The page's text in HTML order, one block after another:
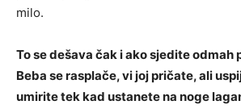
milo.
To se dešava čak i ako sjedite odmah
Beba se rasplače, vi joj pričate, ali
umirite tek kad ustanete na noge